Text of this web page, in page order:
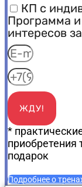
КП с
Программа
интересов
ЖДУ!
*
приобретения
подарок
Подробнее о